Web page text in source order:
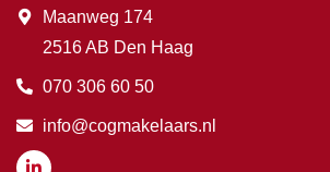
Maanweg 174
2516 AB Den Haag
070 306 60 50
info@cogmakelaars.nl